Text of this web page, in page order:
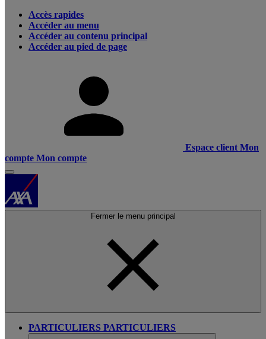
Accès rapides
Accéder au menu
Accéder au contenu principal
Accéder au pied de page
Espace client Mon
compte Mon compte
Fermer le menu principal
PARTICULIERS PARTICULIERS